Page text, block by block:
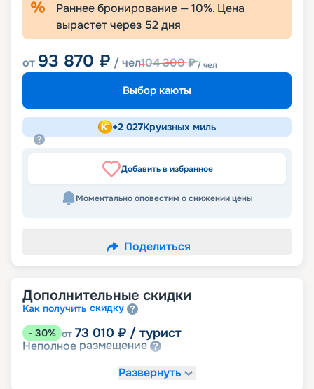
Раннее бронирование —10%. Цена
вырастет через 52дня
от 93 870 ₽ / чел104 300₽/ чел
Выбор каюты
+2 027Круизных миль
Добавить в избранное
Моментально оповестим о снижении цены
Поделиться
Дополнительные скидки
Как получить скидку
- 30% от 73 010 ₽ / турист
Неполное размещение
Развернуть